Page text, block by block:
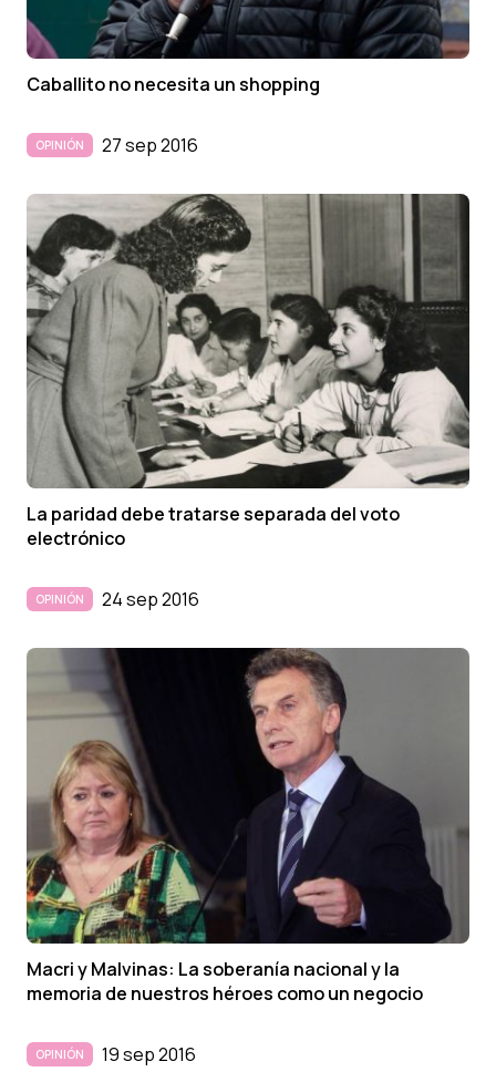
Caballito no necesita un shopping
OPINIÓN 27 sep 2016
La paridad debe tratarse separada del voto
electrónico
OPINIÓN 24 sep 2016
Macri y Malvinas: La soberaní­a nacional y la
memoria de nuestros héroes como un negocio
OPINIÓN 19 sep 2016